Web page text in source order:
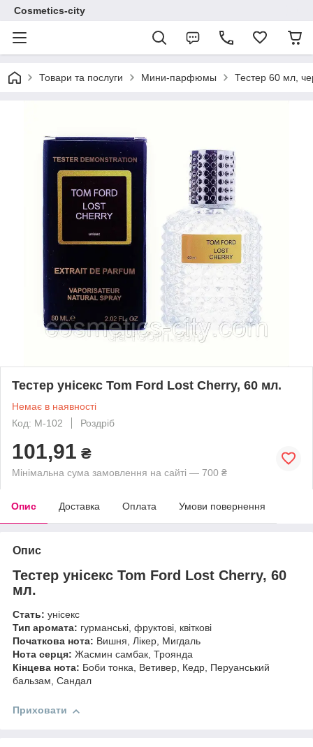
Cosmetics-city
Товари та послуги Мини-парфюмы Тестер 60 мл,
Тестер унісекс Tom Ford Lost Cherry, 60 мл.
Немає в наявності
Код: M-102
Роздріб
101,91 ₴
Мінімальна сума замовлення на сайті — 700 ₴
Опис Доставка Оплата Умови повернення
Опис
Тестер унісекс Tom Ford Lost Cherry, 60
мл.
Стать: унісекс
Тип аромата: гурманські, фруктові, квіткові
Початкова нота: Вишня, Лікер, Мигдаль
Нота серця: Жасмин самбак, Троянда
Кінцева нота: Боби тонка, Ветивер, Кедр, Перуанський
бальзам, Сандал
Приховати